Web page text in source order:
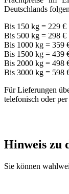
Deutschlands
Bis 150 kg = 229 €
Bis 500 kg = 298 €
Bis 1000 kg = 359
Bis 1500 kg = 439
Bis 2000 kg = 498
Bis 3000 kg = 598
Für Lieferungen
telefonisch oder per
Hinweis zu
Sie können